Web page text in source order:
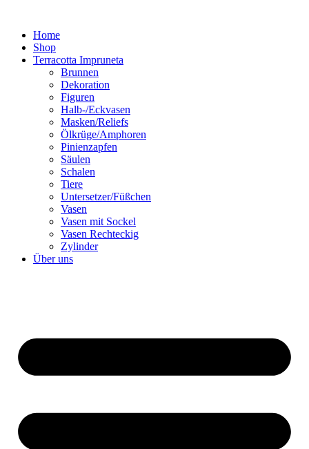
springenHome
Shop
Terracotta Impruneta
Brunnen
Dekoration
Figuren
Halb-/Eckvasen
Masken/Reliefs
Ölkrüge/Amphoren
Pinienzapfen
Säulen
Schalen
Tiere
Untersetzer/Füßchen
Vasen
Vasen mit Sockel
Vasen Rechteckig
Zylinder
Über uns